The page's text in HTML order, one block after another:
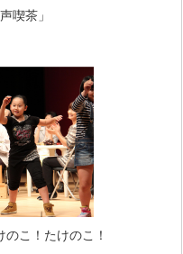
喫茶」
こ！たけのこ！